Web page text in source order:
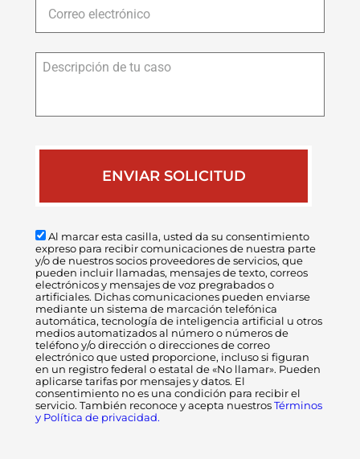
electrónico *
Descripción
Al marcar esta casilla, usted da su consentimiento
expreso para recibir comunicaciones de nuestra parte
y/o de nuestros socios proveedores de servicios, que
pueden incluir llamadas, mensajes de texto, correos
electrónicos y mensajes de voz pregrabados o
artificiales. Dichas comunicaciones pueden enviarse
mediante un sistema de marcación telefónica
automática, tecnología de inteligencia artificial u otros
medios automatizados al número o números de
teléfono y/o dirección o direcciones de correo
electrónico que usted proporcione, incluso si figuran
en un registro federal o estatal de «No llamar». Pueden
aplicarse tarifas por mensajes y datos. El
consentimiento no es una condición para recibir el
servicio. También reconoce y acepta nuestros Términos
y Política de privacidad.